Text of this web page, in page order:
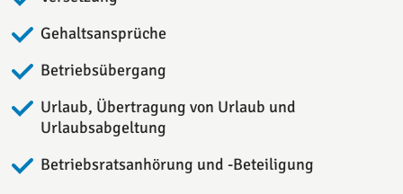
Gehaltsansprüche
Betriebsübergang
Urlaub, Übertragung von Urlaub und
Urlaubsabgeltung
Betriebsratsanhörung und -Beteiligung